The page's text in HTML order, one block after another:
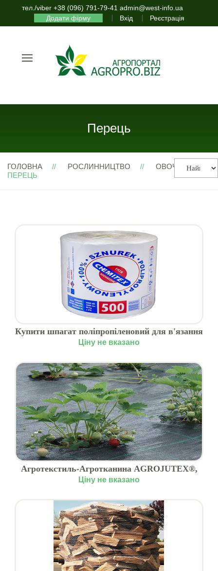
тел./viber +38 (096) 791-79-41 admin@west-info.ua
Додати фірму
Вхід Реєстрація
Перець
ГОЛОВНА РОСЛИННИЦТВО
ОВОЧІ
ПЕРЕЦЬ
Купити шпагат поліпропіленовий для в'язання
сіна
Ціну не вказано
Агротекстиль-Агротканина AGROJUTEX®,
продаж по Україні
Ціну не вказано